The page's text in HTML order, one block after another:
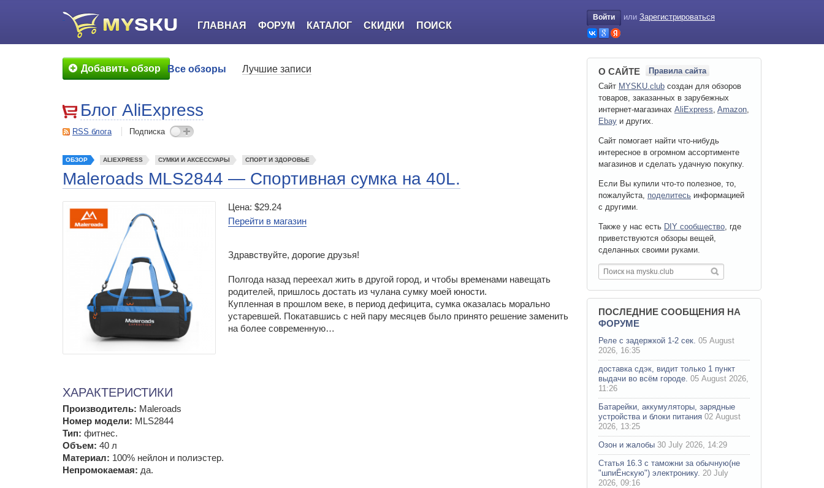
ГЛАВНАЯ ФОРУМ КАТАЛОГ СКИДКИ ПОИСК
Войти или Зарегистрироваться
Добавить обзор Все обзоры Лучшие записи
Блог AliExpress
RSS блога Подписка
ОБЗОР ALIEXPRESS СУМКИ И АКСЕССУАРЫ СПОРТ И ЗДОРОВЬЕ
Maleroads MLS2844 — Спортивная сумка на 40L.
Цена: $29.24
Перейти в магазин
Здравствуйте, дорогие друзья!
Полгода назад переехал жить в другой город, и чтобы временами навещать
родителей, пришлось достать из чулана сумку моей юности.
Купленная в прошлом веке, в период дефицита, сумка оказалась морально
устаревшей. Покатавшись с ней пару месяцев было принято решение заменить
на более современную…
ХАРАКТЕРИСТИКИ
Производитель: Maleroads
Номер модели: MLS2844
Тип: фитнес.
Объем: 40 л
Материал: 100% нейлон и полиэстер.
Непромокаемая: да.
О САЙТЕ
Правила сайта
Сайт MYSKU.club cоздан для обзоров
товаров, заказанных в зарубежных
интернет-магазинах AliExpress, Amazon,
Ebay и других.
Сайт помогает найти что-нибудь
интересное в огромном ассортименте
магазинов и сделать удачную покупку.
Если Вы купили что-то полезное, то,
пожалуйста, поделитесь информацией
с другими.
Также у нас есть DIY сообщество, где
приветствуются обзоры вещей,
сделанных своими руками.
ПОСЛЕДНИЕ СООБЩЕНИЯ НА
ФОРУМЕ
Реле с задержкой 1-2 сек. 05 August
2026, 16:35
доставка сдэк, видит только 1 пункт
выдачи во всём городе. 05 August 2026,
11:26
Батарейки, аккумуляторы, зарядные
устройства и блоки питания 02 August
2026, 13:25
Озон и жалобы 30 July 2026, 14:29
Статья 16.3 с таможни за обычную(не
"шпиЁнскую") электронику. 20 July
2026, 09:16